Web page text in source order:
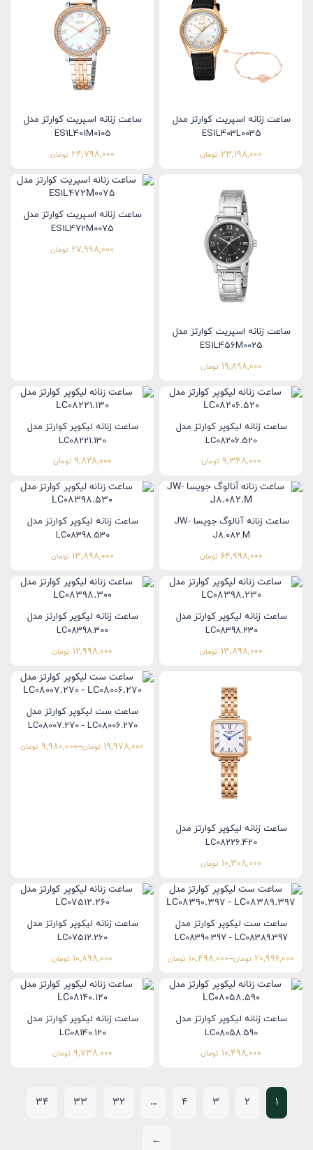
ساعت زنانه اسپریت کوارتز مدل
ES1L403L0035
23,198,000 تومان
ساعت زنانه اسپریت کوارتز مدل
ES1L401M0105
24,798,000 تومان
ساعت زنانه اسپریت کوارتز مدل
ES1L456M0025
19,898,000 تومان
ساعت زنانه اسپریت کوارتز مدل
ES1L472M0075
27,998,000 تومان
ساعت زنانه لیکوپر کوارتز مدل
LC08206.520
9,348,000 تومان
ساعت زنانه لیکوپر کوارتز مدل
LC08221.130
9,828,000 تومان
ساعت زنانه آنالوگ جویسا JW-
J8.082.M
64,998,000 تومان
ساعت زنانه لیکوپر کوارتز مدل
LC08398.530
13,898,000 تومان
ساعت زنانه لیکوپر کوارتز مدل
LC08398.230
13,898,000 تومان
ساعت زنانه لیکوپر کوارتز مدل
LC08398.300
12,998,000 تومان
ساعت زنانه لیکوپر کوارتز مدل
LC08226.420
10,308,000 تومان
ساعت ست لیکوپر کوارتز مدل
LC08007.270 - LC08006.270
19,978,000 تومان–
9,980,000 تومان
ساعت ست لیکوپر کوارتز مدل
LC08390.397 - LC08389.397
20,996,000 تومان–
10,498,000 تومان
ساعت زنانه لیکوپر کوارتز مدل
LC07512.260
10,898,000 تومان
ساعت زنانه لیکوپر کوارتز مدل
LC08058.590
10,498,000 تومان
ساعت زنانه لیکوپر کوارتز مدل
LC08140.120
9,738,000 تومان
1
2
3
4
…
32
33
34
←